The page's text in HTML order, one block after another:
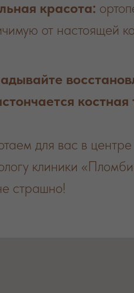
красота:
от настоящей
для вас в центре
клиники
страшно!